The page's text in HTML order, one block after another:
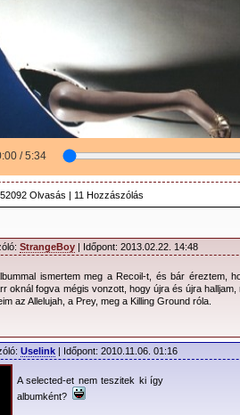
/ 5:34
Olvasás | 11 Hozzászólás
StrangeBoy | Időpont: 2013.02.22. 14:48
ismertem meg a Recoil-t, és bár éreztem,
oknál fogva mégis vonzott, hogy újra és újra
az Allelujah, a Prey, meg a Killing Ground róla.
Uselink | Időpont: 2010.11.06. 01:16
A selected-et nem teszitek ki így
albumként?